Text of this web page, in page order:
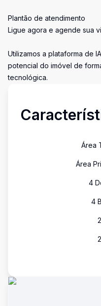
Plantão de atendimento
Ligue agora e agende sua
Utilizamos a plataforma de
potencial do imóvel de
tecnológica.
Área
Área
4
4
2
2